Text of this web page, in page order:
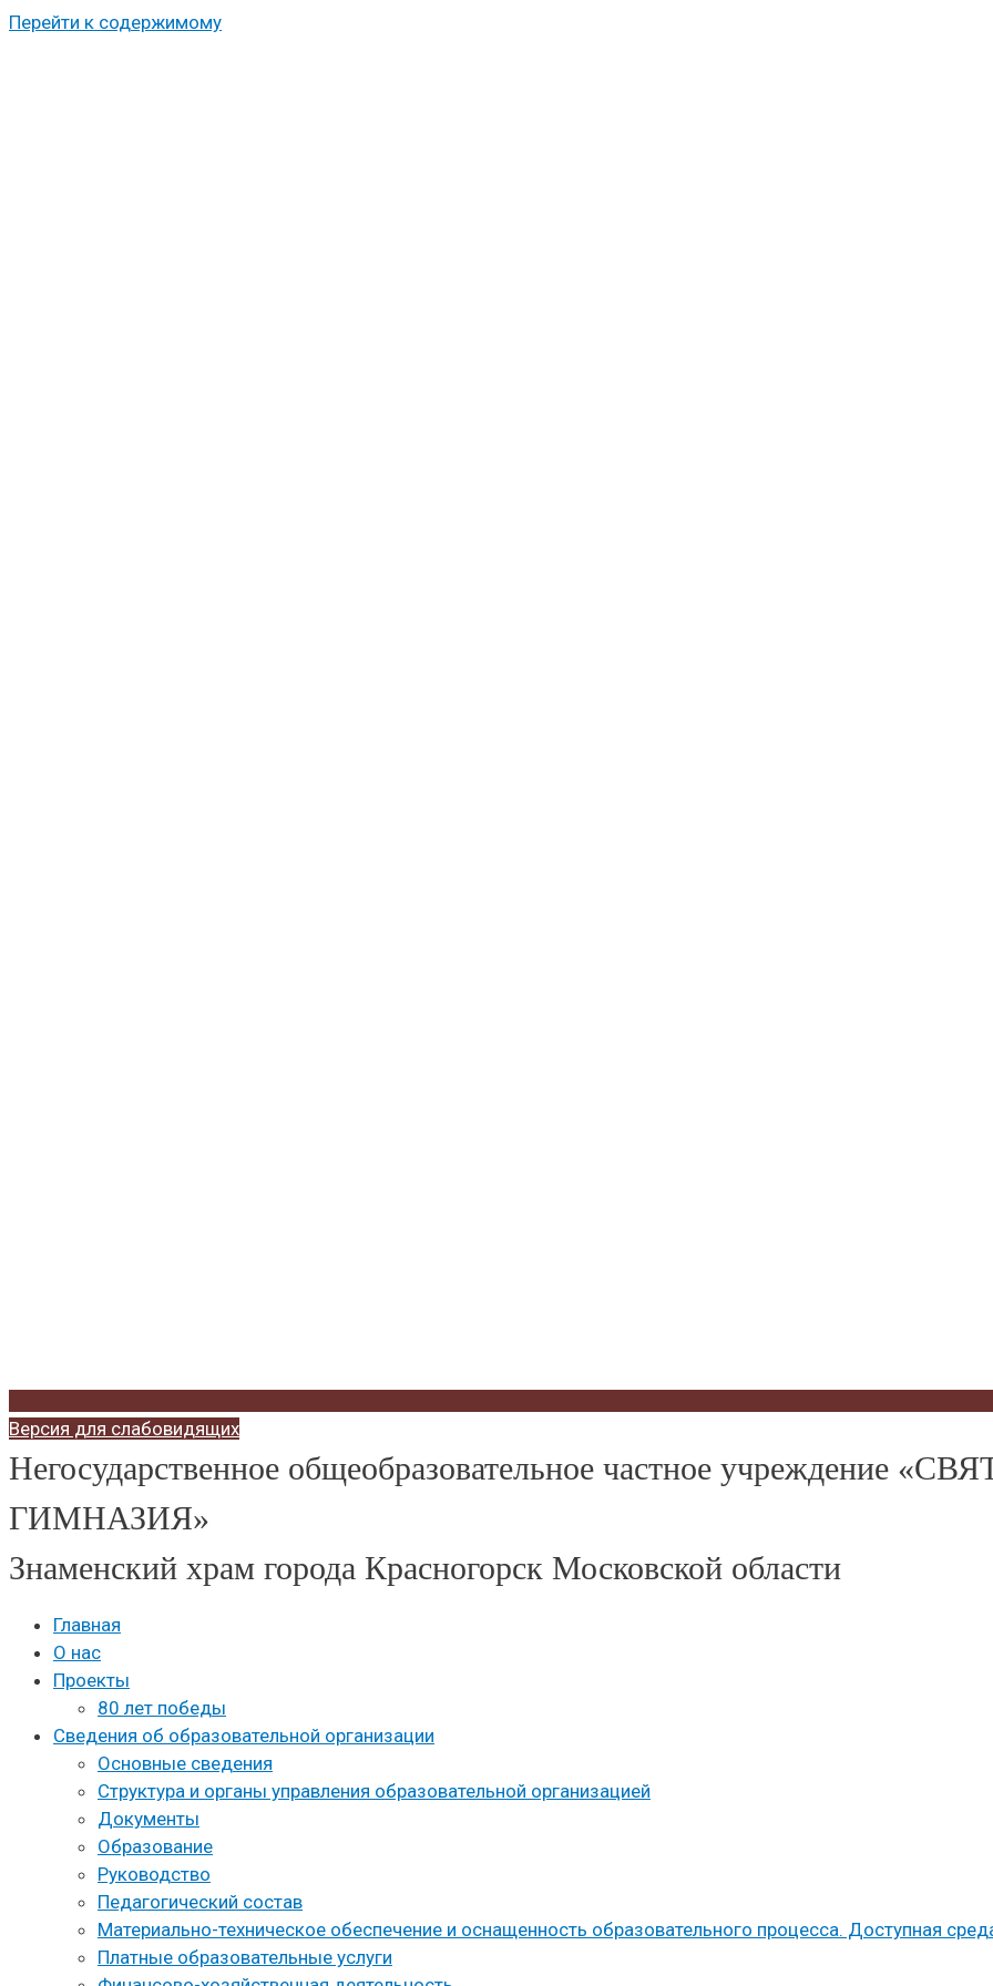
Перейти к содержимому
Версия для слабовидящих
Негосударственное общеобразовательное частное учреждение
ГИМНАЗИЯ»
Знаменский храм города Красногорск Московской области
Главная
О нас
Проекты
80 лет победы
Сведения об образовательной организации
Основные сведения
Структура и органы управления образовательной организацией
Документы
Образование
Руководство
Педагогический состав
Материально-техническое обеспечение и оснащенность образовательного процесса. Доступная
Платные образовательные услуги